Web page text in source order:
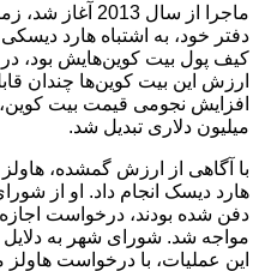
ماجرا از سال
دفتر خود، به اشتباه هارد
کیف پول بیت کوین‌هایش بود،
ارزش این بیت کوین‌ها چندان
میلیون دلاری تبدیل شد.
با آگاهی از ارزش گمشده،
هارد دیسک انجام داد. او از
دفن شده بودند، درخواست
مواجه شد. شورای شهر به
این عملیات، با درخواست